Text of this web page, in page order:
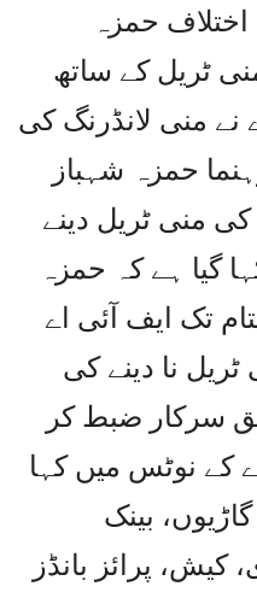
حمزہ
ٹریل کے ساتھ
نے منی لانڈرنگ کی
حمزہ شہباز
کی منی ٹریل دینے
گیا ہے کہ حمزہ
تک ایف آئی اے
نا دینے کی
سرکار ضبط کر
کے نوٹس میں کہا
بینک
کیش، پرائز بانڈز